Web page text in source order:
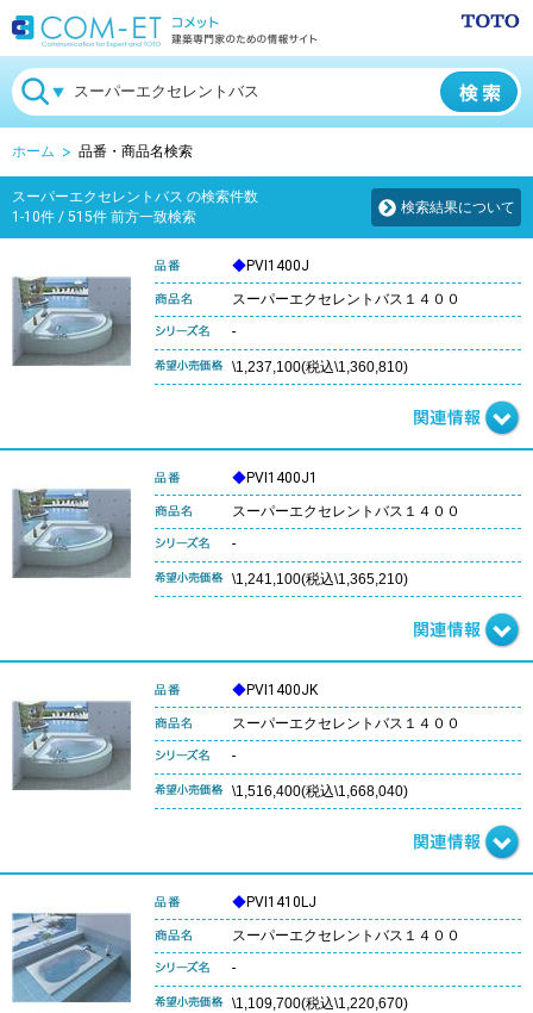
ホーム 品番・商品名検索
スーパーエクセレントバス の検索件数
1-10件 / 515件 前方一致検索
検索結果について
◆PVI1400J
スーパーエクセレントバス１４００
-
\1,237,100(税込\1,360,810)
◆PVI1400J1
スーパーエクセレントバス１４００
-
\1,241,100(税込\1,365,210)
◆PVI1400JK
スーパーエクセレントバス１４００
-
\1,516,400(税込\1,668,040)
◆PVI1410LJ
スーパーエクセレントバス１４００
-
\1,109,700(税込\1,220,670)